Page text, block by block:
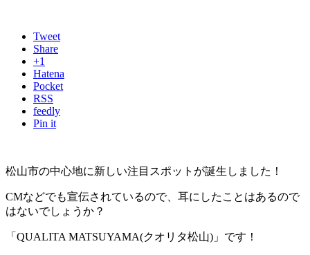
Tweet
Share
+1
Hatena
Pocket
RSS
feedly
Pin it
松山市の中心地に新しい注目スポットが誕生しました！
CMなどでも宣伝されているので、耳にしたことはあるので
はないでしょうか？
「QUALITA MATSUYAMA(クオリタ松山)」です！